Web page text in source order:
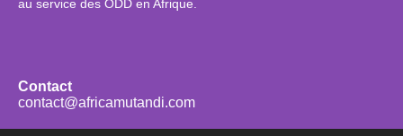
au service des ODD en Afrique.
Contact
contact@africamutandi.com